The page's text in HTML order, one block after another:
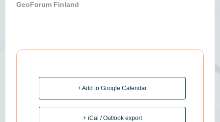
GeoForum Finland
+ Add to Google Calendar
+ iCal / Outlook export